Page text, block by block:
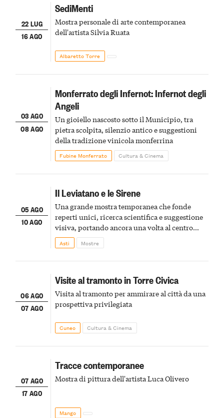
22 LUG
16 AGO
SediMenti
Mostra personale di arte contemporanea
dell'artista Silvia Ruata
Albaretto Torre
03 AGO
08 AGO
Monferrato degli Infernot: Infernot degli
Angeli
Un gioiello nascosto sotto il Municipio, tra
pietra scolpita, silenzio antico e suggestioni
della tradizione vinicola monferrina
Fubine Monferrato Cultura & Cinema
05 AGO
10 AGO
Il Leviatano e le Sirene
Una grande mostra temporanea che fonde
reperti unici, ricerca scientifica e suggestione
visiva, portando ancora una volta al centro
della scena le meraviglie del passato astigiano
Asti Mostre
06 AGO
07 AGO
Visite al tramonto in Torre Civica
Visita al tramonto per ammirare al città da una
prospettiva privilegiata
Cuneo Cultura & Cinema
07 AGO
17 AGO
Tracce contemporanee
Mostra di pittura dell'artista Luca Olivero
Mango